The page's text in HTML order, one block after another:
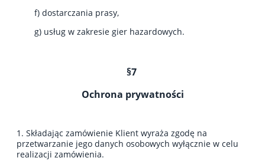
f) dostarczania prasy,
g) usług w zakresie gier hazardowych.
§7
Ochrona prywatności
1. Składając zamówienie Klient wyraża zgodę na
przetwarzanie jego danych osobowych wyłącznie w celu
realizacji zamówienia.